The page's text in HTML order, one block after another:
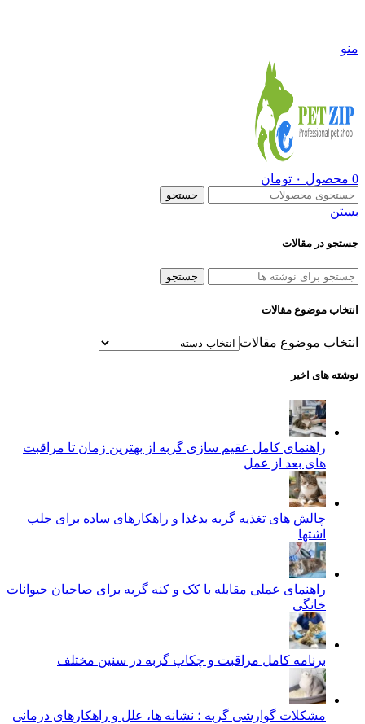
منو
0 محصول ۰ تومان
جستجو
بستن
جستجو در مقالات
جستجو
انتخاب موضوع مقالات
انتخاب موضوع مقالات
نوشته های اخیر
راهنمای کامل عقیم سازی گربه از بهترین زمان تا مراقبت‌
های بعد از عمل
چالش‌ های تغذیه گربه بدغذا و راهکارهای ساده برای جلب
اشتها
راهنمای عملی مقابله با کک و کنه گربه برای صاحبان حیوانات
خانگی
برنامه کامل مراقبت و چکاپ گربه در سنین مختلف
مشکلات گوارشی گربه ؛ نشانه‌ ها، علل و راهکارهای درمانی